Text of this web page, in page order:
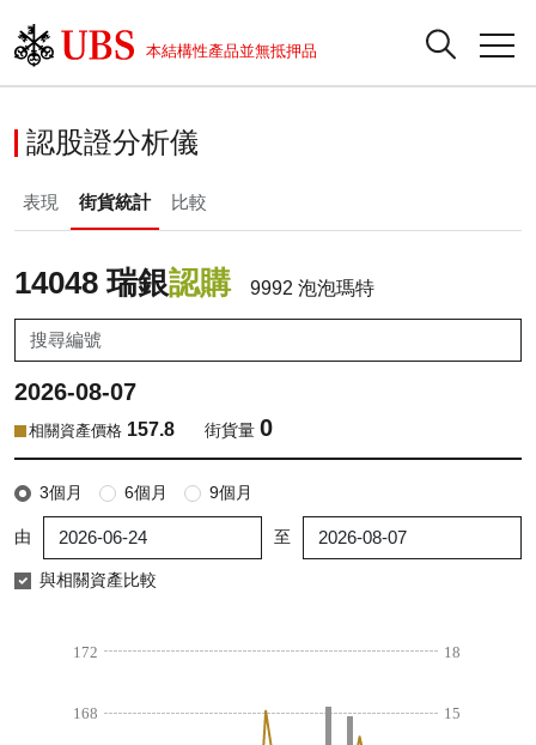
本結構性產品並無抵押品
認股證分析儀
表現 街貨統計 比較
14048 瑞銀認購 9992 泡泡瑪特
2026-08-07
相關資產價格 157.8 街貨量 0
3個月 6個月 9個月
由 至
與相關資產比較
15
18
168
172
認股證搜尋
瑞銀認股證一覽
新發行瑞銀認股證
即將到期認股證
認股證到期結算價查詢
認股證分析儀
認股證/牛熊證日誌
表現
街貨統計
比較
圖搜牛熊
牛熊全景快搜
牛熊證搜尋
牛熊證街貨分佈圖
正股牛熊證列表
新發行瑞銀牛熊證
牛熊證到期結算價查詢
表現
街貨統計
比較
十大成交
十大升幅/跌幅
十大認股證成交分佈
十天股證佔大市成交
資金流
街貨統計
港股通資金流
正股分析儀
二十大活躍股份
恒指成份股
國指成份股
科指成份股
中資ETFs溢價比較
十大成交
持股比重
顯示所有持股比重
瑞銀輪證教室
每月輪證大市專題
輪證專欄
講座及教育短片
認股證投資者教育
牛熊證投資者教育